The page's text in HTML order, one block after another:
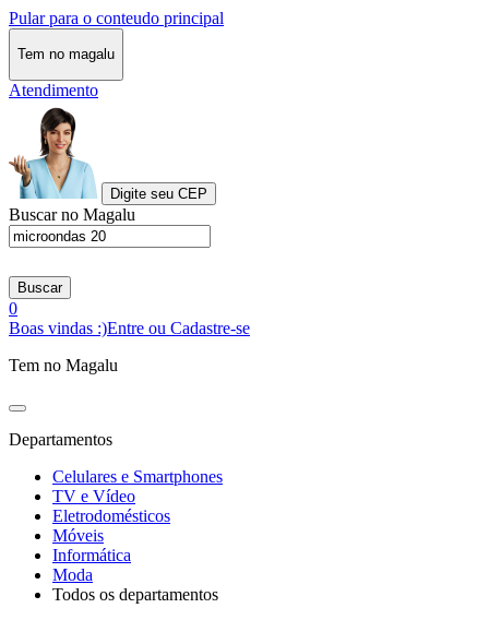
Pular para o conteudo principal
Tem no magalu
Atendimento
Digite seu CEP
Buscar no Magalu
Buscar
0
Boas vindas :)Entre ou Cadastre-se
Tem no Magalu
Departamentos
Celulares e Smartphones
TV e Vídeo
Eletrodomésticos
Móveis
Informática
Moda
Todos os departamentos